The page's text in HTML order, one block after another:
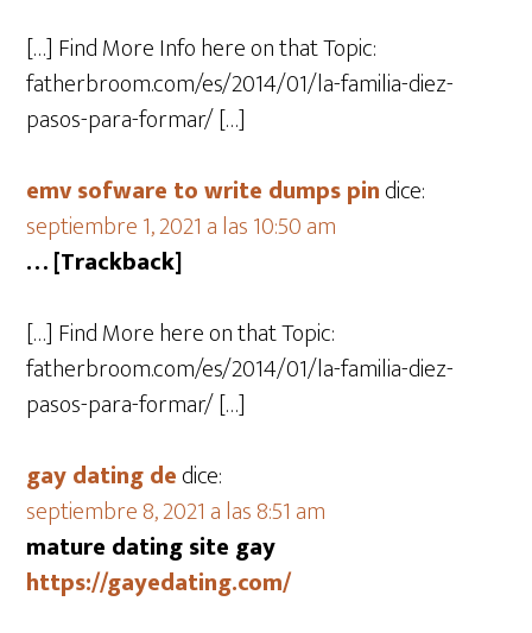
[…] Find More Info here on that Topic:
fatherbroom.com/es/2014/01/la-familia-diez-
pasos-para-formar/ […]
emv sofware to write dumps pindice:
septiembre 1, 2021 a las 10:50 am
… [Trackback]
[…] Find More here on that Topic:
fatherbroom.com/es/2014/01/la-familia-diez-
pasos-para-formar/ […]
gay dating dedice:
septiembre 8, 2021 a las 8:51 am
mature dating site gay
https://gayedating.com/